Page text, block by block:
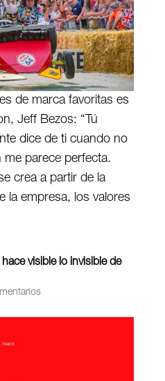
de marca favoritas es
Jeff Bezos: “Tú
dice de ti cuando no
me parece perfecta.
crea a partir de la
la empresa, los valores
visible lo invisible de